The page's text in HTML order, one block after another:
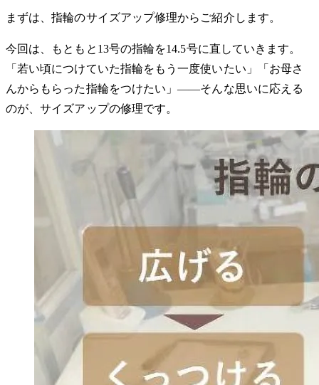
まずは、指輪のサイズアップ修理からご紹介します。
今回は、もともと13号の指輪を14.5号に直していきます。
「若い頃につけていた指輪をもう一度使いたい」「お母さ
んからもらった指輪をつけたい」――そんな思いに応える
のが、サイズアップの修理です。